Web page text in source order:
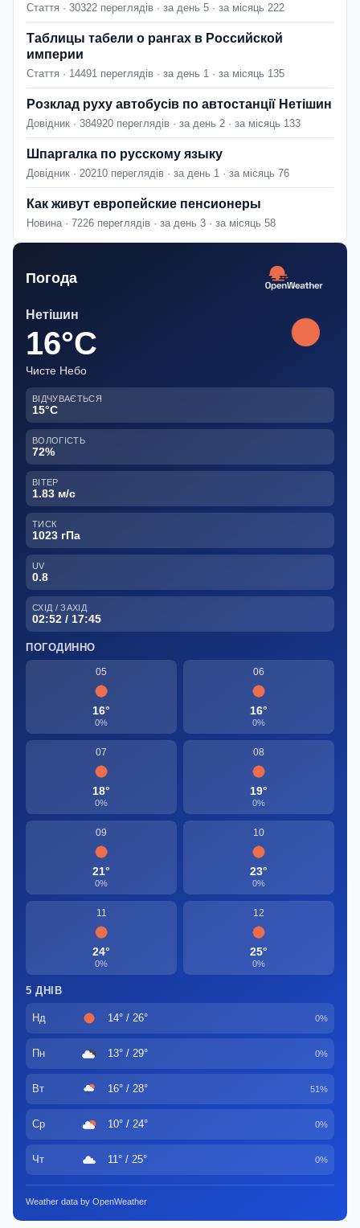
Стаття · 30322 переглядів · за день 5 · за місяць 222
Таблицы табели о рангах в Российской
империи
Стаття · 14491 переглядів · за день 1 · за місяць 135
Розклад руху автобусів по автостанції Нетішин
Довідник · 384920 переглядів · за день 2 · за місяць 133
Шпаргалка по русскому языку
Довідник · 20210 переглядів · за день 1 · за місяць 76
Как живут европейские пенсионеры
Новина · 7226 переглядів · за день 3 · за місяць 58
Погода
Нетішин
16°C
Чисте Небо
ВІДЧУВАЄТЬСЯ
15°C
ВОЛОГІСТЬ
72%
ВІТЕР
1.83 м/с
ТИСК
1023 гПа
UV
0.8
СХІД / ЗАХІД
02:52 / 17:45
ПОГОДИННО
05
16°
0%
06
16°
0%
07
18°
0%
08
19°
0%
09
21°
0%
10
23°
0%
11
24°
0%
12
25°
0%
5 ДНІВ
Нд 14° / 26° 0%
Пн 13° / 29° 0%
Вт 16° / 28° 51%
Ср 10° / 24° 0%
Чт 11° / 25° 0%
Weather data by OpenWeather